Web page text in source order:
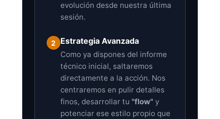
evolución desde nuestra última
sesión.
2 Estrategia Avanzada
Como ya dispones del informe
técnico inicial, saltaremos
directamente a la acción. Nos
centraremos en pulir detalles
finos, desarrollar tu "flow" y
potenciar ese estilo propio que